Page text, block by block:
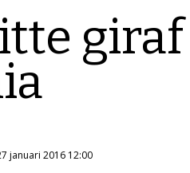
januari 2016 12:00